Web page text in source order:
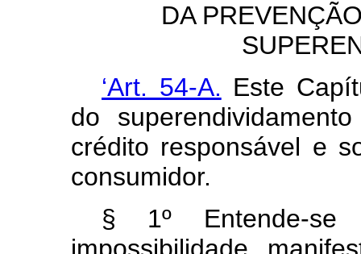
DA
‘Art. 54-A. Este
do
crédito responsável e
consumidor.
§ 1º Entende-se